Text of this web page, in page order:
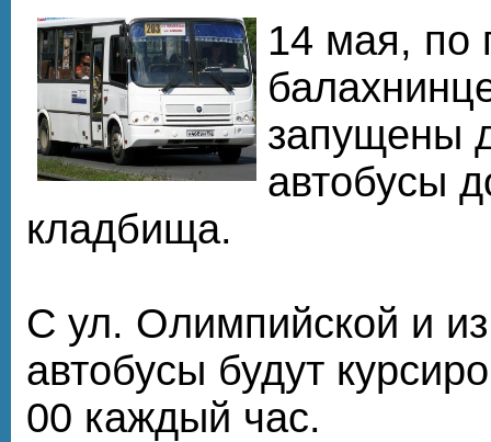
14 мая, по
запущены
автобусы
кладбища.
С ул. Олимпийской и
автобусы будут
00 каждый час.